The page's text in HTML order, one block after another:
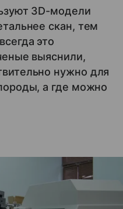
3D-модели
скан, тем
это
выяснили,
нужно для
а где можно